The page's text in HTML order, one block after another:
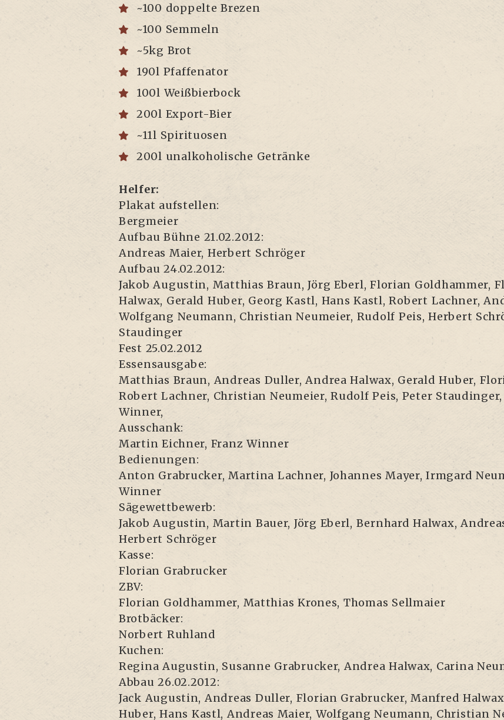
~100 dop­pel­te Brezen
~100 Sem­meln
~5kg Brot
190l Pfaf­fe­na­tor
100l Weiß­bier­bock
200l Export-Bier
~11l Spi­ri­tuo­sen
200l unal­ko­ho­li­sche Getränke
Hel­fer:
Pla­kat aufstellen:
Bergmeier
Auf­bau Büh­ne 21.02.2012:
Andre­as Mai­er, Her­bert Schröger
Auf­bau 24.02.2012:
Jakob Augus­tin, Mat­thi­as Braun, Jörg Eberl, Flo­ri­an Gold­ham­mer,
Hal­wax, Gerald Huber, Georg Kastl, Hans Kastl, Robert Lach­ner,
Wolf­gang Neu­mann, Chris­ti­an Neu­mei­er, Rudolf Peis, Her­bert
Staudinger
Fest 25.02.2012
Essensausgabe:
Mat­thi­as Braun, Andre­as Dul­ler, Andrea Hal­wax, Gerald Huber,
Robert Lach­ner, Chris­ti­an Neu­mei­er, Rudolf Peis, Peter
Winner,
Ausschank:
Mar­tin Eich­ner, Franz Winner
Bedienungen:
Anton Grabru­cker, Mar­ti­na Lach­ner, Johan­nes May­er, Irm­gard
Winner
Sägewettbewerb:
Jakob Augus­tin, Mar­tin Bau­er, Jörg Eberl, Bern­hard Hal­wax,
Her­bert Schröger
Kasse:
Flo­ri­an Grabrucker
ZBV:
Flo­ri­an Gold­ham­mer, Mat­thi­as Kro­nes, Tho­mas Sellmaier
Brotbäcker:
Nor­bert Ruhland
Kuchen:
Regi­na Augus­tin, Susan­ne Grabru­cker, Andrea Hal­wax, Cari­na
Abbau 26.02.2012:
Jack Augus­tin, Andre­as Dul­ler, Flo­ri­an Grabru­cker, Man­fred
Huber, Hans Kastl, Andre­as Mai­er, Wolf­gang Neu­mann, Chris­ti­an